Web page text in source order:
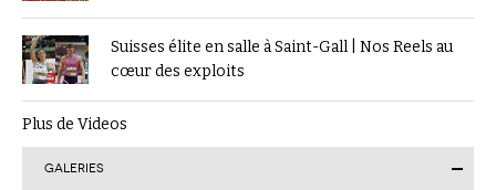
Suisses élite en salle à Saint-Gall | Nos Reels au
cœur des exploits
Plus de Videos
GALERIES